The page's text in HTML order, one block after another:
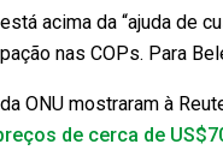
acima da “ajuda de
nas COPs. Para
ONU mostraram à
de cerca de